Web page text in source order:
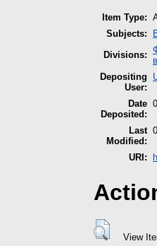
Item Type:
Subjects:
Divisions:
Depositing
User:
Date
Deposited:
Last
Modified:
URI:
View